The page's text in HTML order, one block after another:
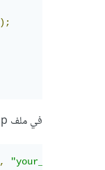
);
في ملف WpClient.php وبعدها تتصلين بال method المسماة createPost الموجودة في كلاس WPClient:
, "your_password"